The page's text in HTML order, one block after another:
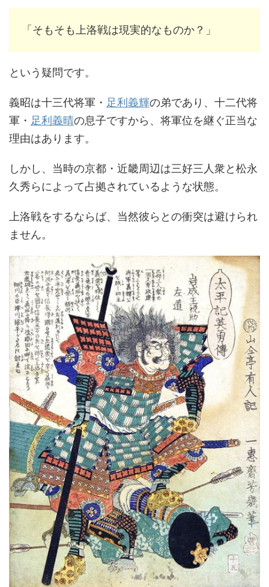
「そもそも上洛戦は現実的なものか？」
という疑問です。
義昭は十三代将軍・ 足利義輝の弟であり、十二代将
軍・ 足利義晴の息子ですから、将軍位を継ぐ正当な
理由はあります。
しかし、当時の京都・近畿周辺は三好三人衆と松永
久秀らによって占拠されているような状態。
上洛戦をするならば、当然彼らとの衝突は避けられ
ません。